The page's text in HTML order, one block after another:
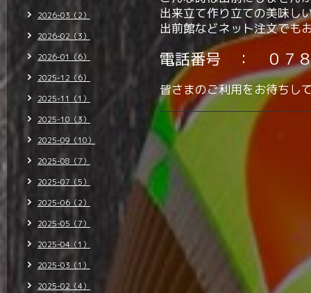
出来立て作り立ての美味し
出前館などネット注文でも
電話番号 ： ０７８
皆さまのご利用をお待ちし
2026-03（2）
2026-02（3）
2026-01（6）
2025-12（6）
2025-11（1）
2025-10（3）
2025-09（10）
2025-08（7）
2025-07（5）
2025-06（2）
2025-05（7）
2025-04（1）
2025-03（1）
2025-02（4）